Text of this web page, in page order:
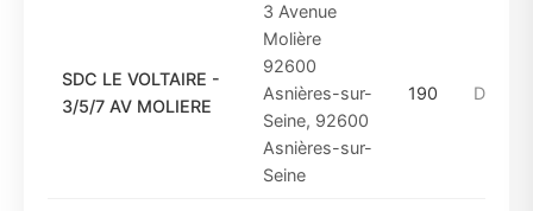
SDC LE VOLTAIRE -
3/5/7 AV MOLIERE
3 Avenue
Molière
92600
Asnières-sur-
Seine, 92600
Asnières-sur-
Seine
190